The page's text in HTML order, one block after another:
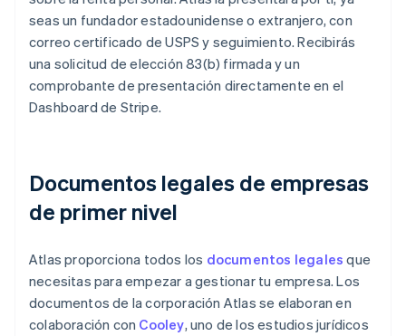
seas un fundador estadounidense o extranjero, con
correo certificado de USPS y seguimiento. Recibirás
una solicitud de elección 83(b) firmada y un
comprobante de presentación directamente en el
Dashboard de Stripe.
Documentos legales de empresas
de primer nivel
Atlas proporciona todos los documentos legales que
necesitas para empezar a gestionar tu empresa. Los
documentos de la corporación Atlas se elaboran en
colaboración con Cooley, uno de los estudios jurídicos